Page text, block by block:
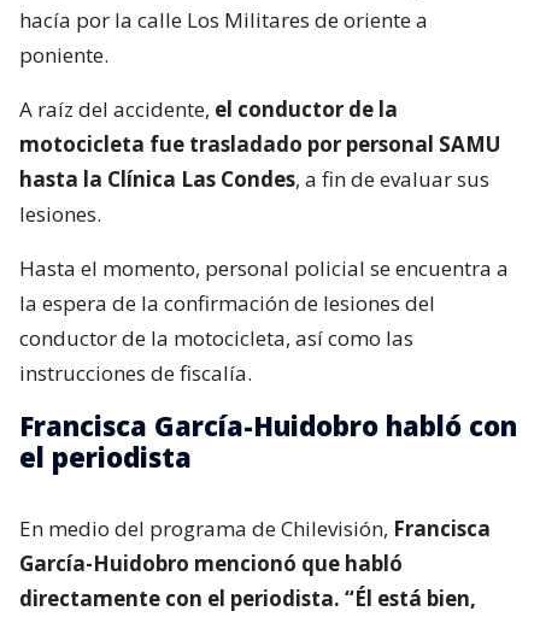
hacía por la calle Los Militares de oriente a
poniente.
A raíz del accidente, el conductor de la
motocicleta fue trasladado por personal SAMU
hasta la Clínica Las Condes, a fin de evaluar sus
lesiones.
Hasta el momento, personal policial se encuentra a
la espera de la confirmación de lesiones del
conductor de la motocicleta, así como las
instrucciones de fiscalía.
Francisca García-Huidobro habló con
el periodista
En medio del programa de Chilevisión, Francisca
García-Huidobro mencionó que habló
directamente con el periodista. “Él está bien,